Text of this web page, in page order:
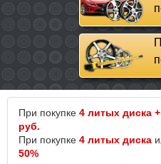
При покупке 4 литых диска
руб.
При покупке 4 литых диска
50%